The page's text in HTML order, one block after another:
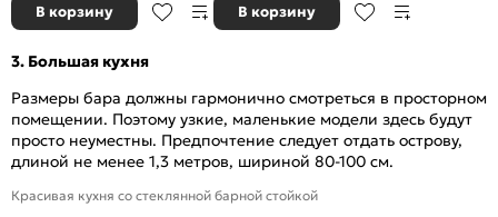
В корзину В корзину
3. Большая кухня
Размеры бара должны гармонично смотреться в просторном
помещении. Поэтому узкие, маленькие модели здесь будут
просто неуместны. Предпочтение следует отдать острову,
длиной не менее 1,3 метров, шириной 80-100 см.
Красивая кухня со стеклянной барной стойкой